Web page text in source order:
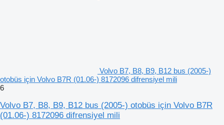
Volvo B7, B8, B9, B12 bus (2005-)
otobüs için Volvo B7R (01.06-) 8172096 difrensiyel mili
6
Volvo B7, B8, B9, B12 bus (2005-) otobüs için Volvo B7R
(01.06-) 8172096 difrensiyel mili